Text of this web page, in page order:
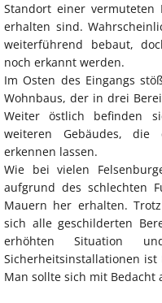
Standort einer vermuteten
erhalten sind.
weiterführend bebaut,
noch erkannt werden.
Im Osten des Eingangs
Wohnbaus, der in drei
Weiter östlich befinden
weiteren Gebäudes, die
erkennen lassen.
Wie bei vielen
aufgrund des schlechten
Mauern her erhalten.
sich alle geschilderten
erhöhten Situation
Sicherheitsinstallationen
Man sollte sich mit Bedacht